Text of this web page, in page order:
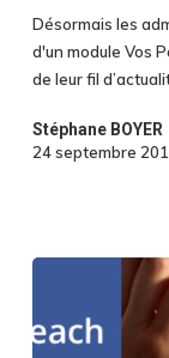
Désormais les
d'un module Vos
de leur fil
Stéphane BOYER
24 septembre